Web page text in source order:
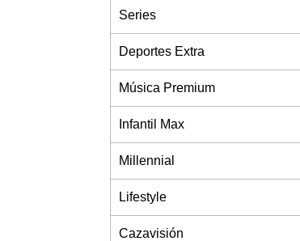
Series
Deportes Extra
Música Premium
Infantil Max
Millennial
Lifestyle
Cazavisión